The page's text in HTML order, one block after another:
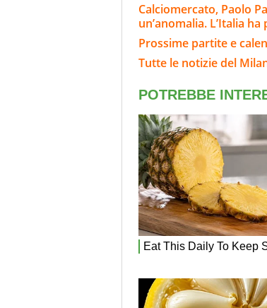
Calciomercato, Paolo
un’anomalia. L’Italia ha
Prossime partite e
Tutte le notizie del